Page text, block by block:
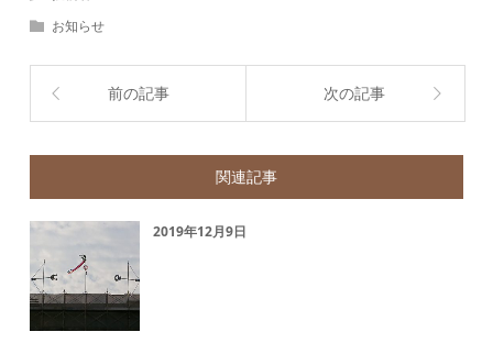
お知らせ
前の記事 次の記事
関連記事
2019年12月9日